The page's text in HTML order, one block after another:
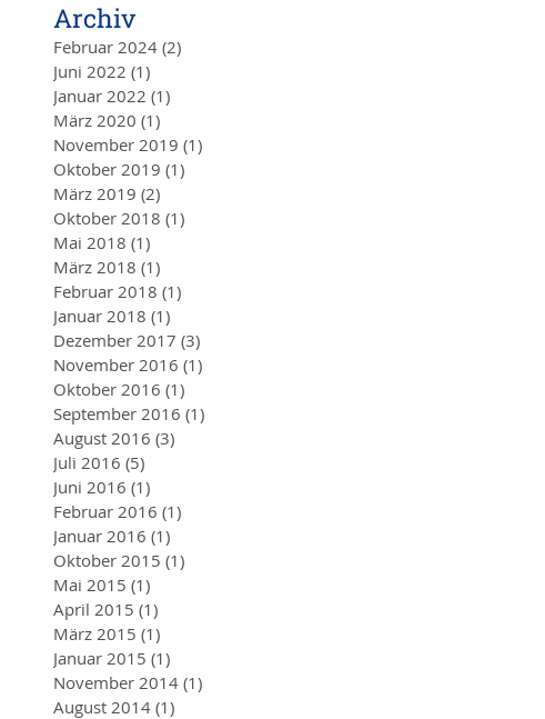
Archiv
Februar 2024 (2)
Juni 2022 (1)
Januar 2022 (1)
März 2020 (1)
November 2019 (1)
Oktober 2019 (1)
März 2019 (2)
Oktober 2018 (1)
Mai 2018 (1)
März 2018 (1)
Februar 2018 (1)
Januar 2018 (1)
Dezember 2017 (3)
November 2016 (1)
Oktober 2016 (1)
September 2016 (1)
August 2016 (3)
Juli 2016 (5)
Juni 2016 (1)
Februar 2016 (1)
Januar 2016 (1)
Oktober 2015 (1)
Mai 2015 (1)
April 2015 (1)
März 2015 (1)
Januar 2015 (1)
November 2014 (1)
August 2014 (1)